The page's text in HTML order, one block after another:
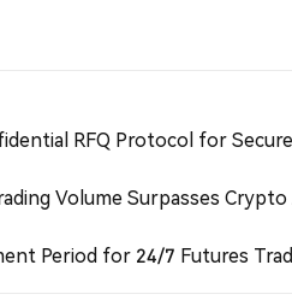
RFQ Protocol for
Volume Surpasses
Period for 24/7 Futures